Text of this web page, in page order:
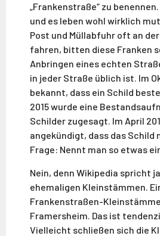
„Frankenstraße“ zu
und es leben wohl wirklich
Post und Müllabfuhr oft an
fahren, bitten diese Franken
Anbringen eines echten
in jeder Straße üblich ist. Im
bekannt, dass ein Schild
2015 wurde eine
Schilder zugesagt. Im April
angekündigt, dass das Schild
Frage: Nennt man so etwas
Nein, denn Wikipedia spricht
ehemaligen Kleinstämmen.
Frankenstraßen-
Framersheim. Das ist
Vielleicht schließen sich die